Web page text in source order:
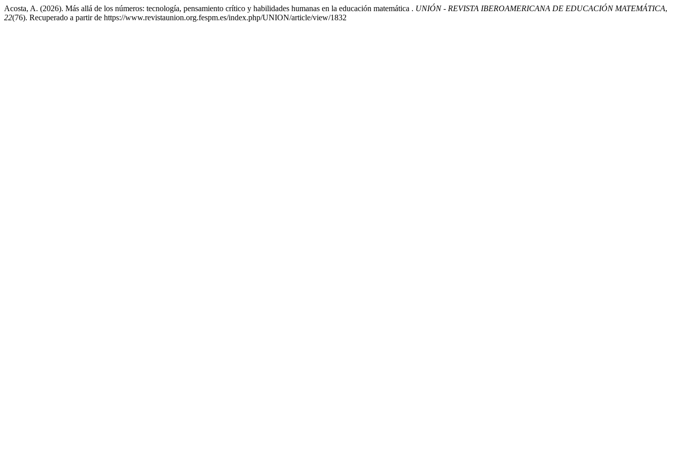
Acosta, A. (2026). Más allá de los números: tecnología, pensamiento crítico y habilidades humanas en la educación matemática . UNIÓN - REVISTA IBEROAMERICANA DE EDUCACIÓN MATEMÁTICA,
22(76). Recuperado a partir de https://www.revistaunion.org.fespm.es/index.php/UNION/article/view/1832